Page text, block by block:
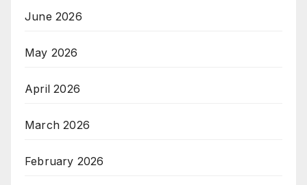
June 2026
May 2026
April 2026
March 2026
February 2026